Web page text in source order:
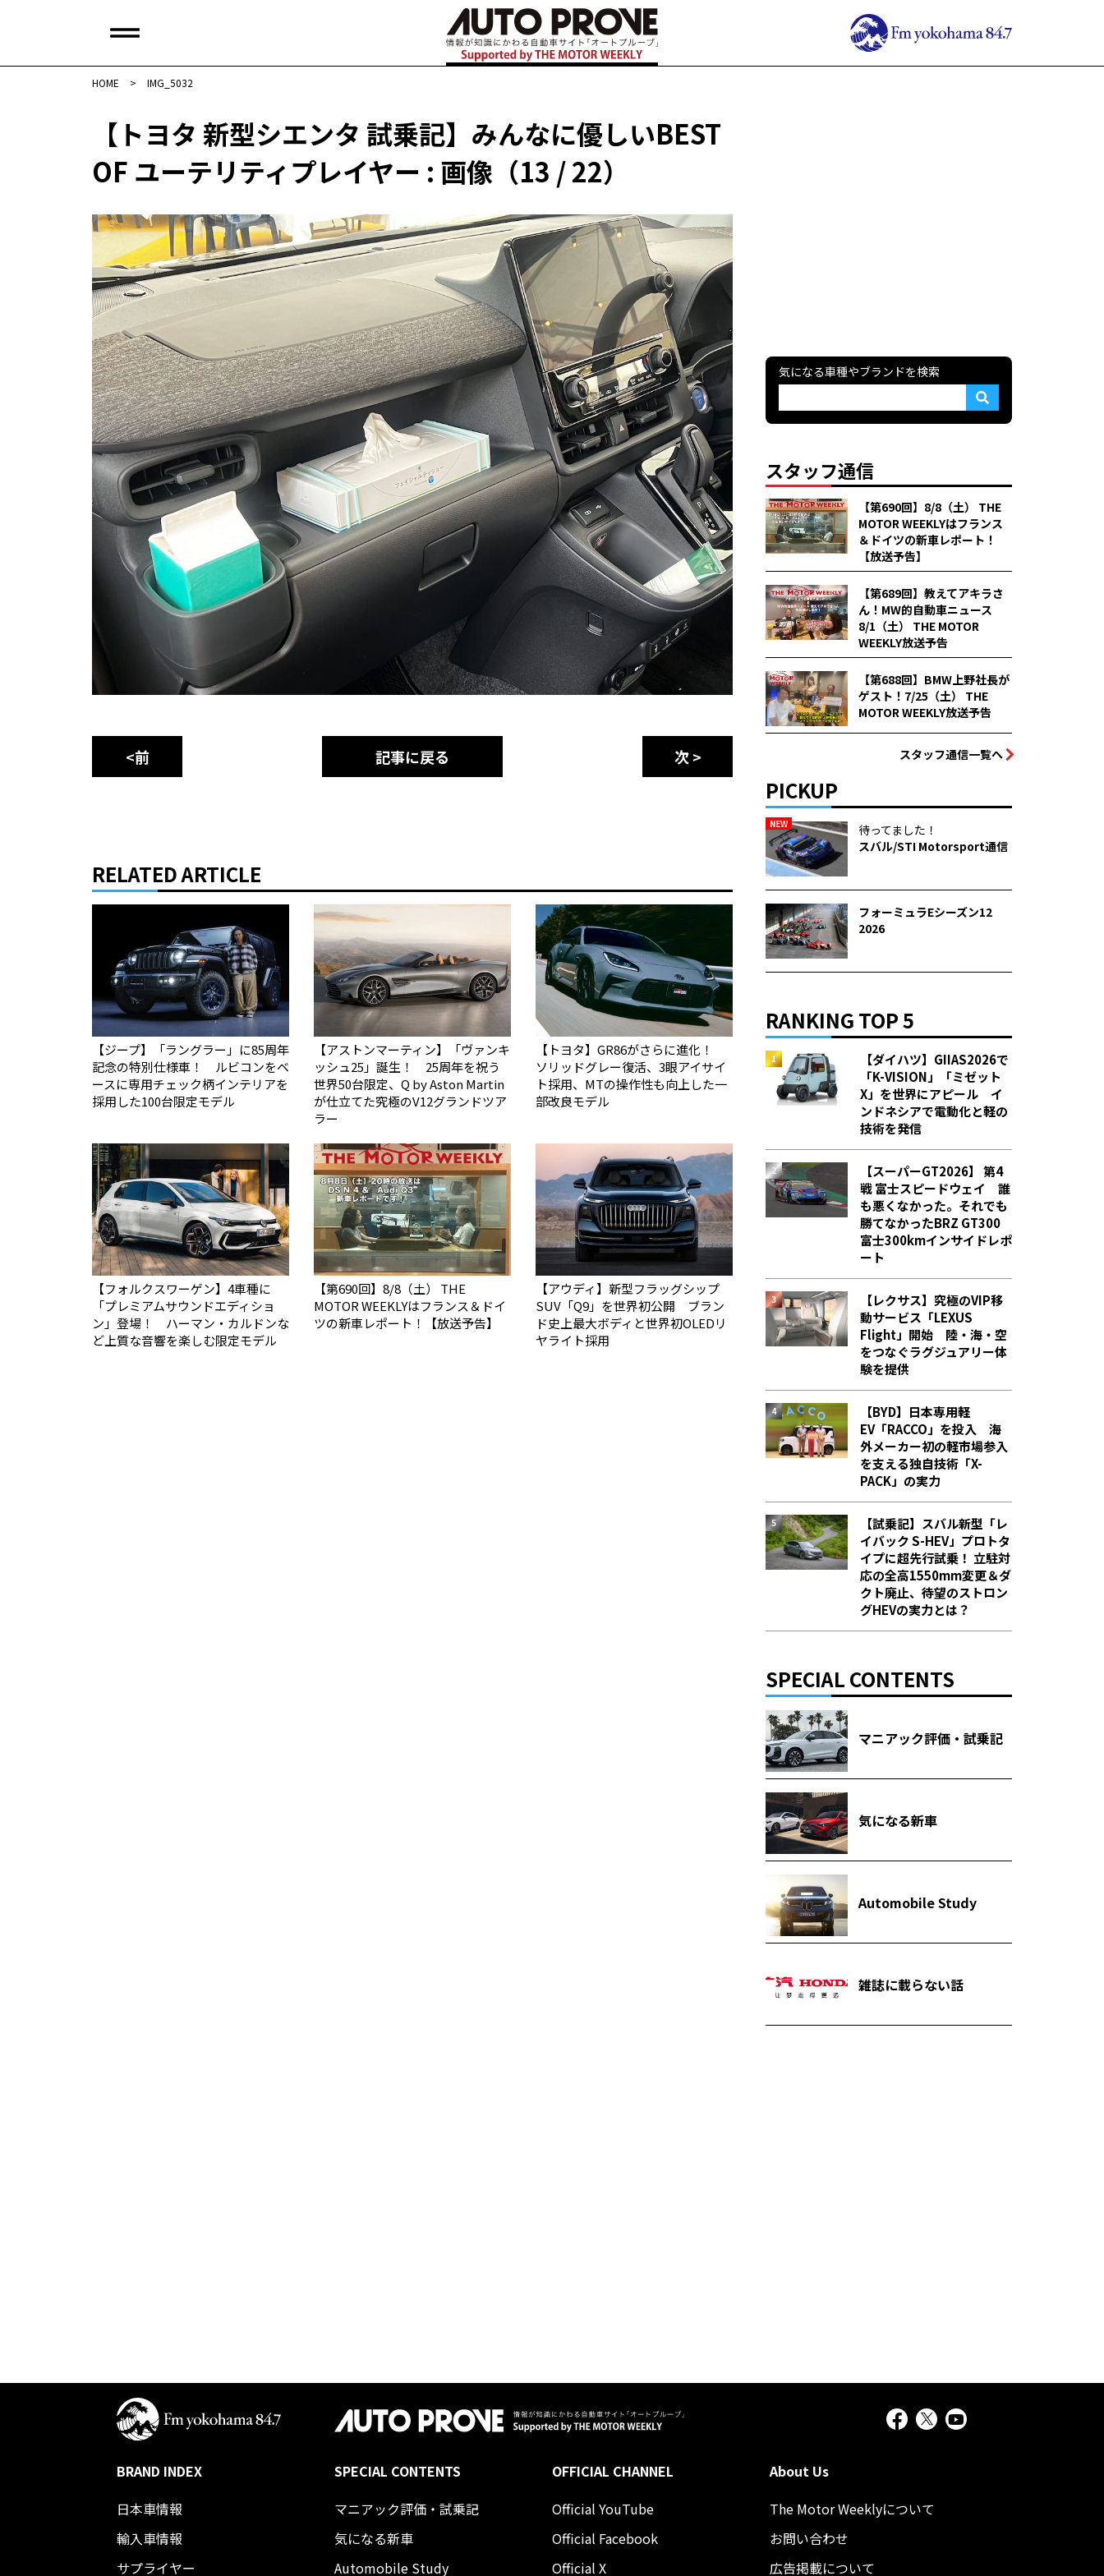
HOME > IMG_5032
【トヨタ 新型シエンタ 試乗記】みんなに優しいBEST
OF ユーテリティプレイヤー : 画像（13 / 22）
<前 記事に戻る 次 >
RELATED ARTICLE
【ジープ】「ラングラー」に85周年
記念の特別仕様車！ ルビコンをベ
ースに専用チェック柄インテリアを
採用した100台限定モデル
【アストンマーティン】「ヴァンキ
ッシュ25」誕生！ 25周年を祝う
世界50台限定、Q by Aston Martin
が仕立てた究極のV12グランドツア
ラー
【トヨタ】GR86がさらに進化！
ソリッドグレー復活、3眼アイサイ
ト採用、MTの操作性も向上した一
部改良モデル
【フォルクスワーゲン】4車種に
「プレミアムサウンドエディショ
ン」登場！ ハーマン・カルドンな
ど上質な音響を楽しむ限定モデル
【第690回】8/8（土） THE
MOTOR WEEKLYはフランス＆ドイ
ツの新車レポート！【放送予告】
【アウディ】新型フラッグシップ
SUV「Q9」を世界初公開 ブラン
ド史上最大ボディと世界初OLEDリ
ヤライト採用
気になる車種やブランドを検索
スタッフ通信
【第690回】8/8（土） THE
MOTOR WEEKLYはフランス
＆ドイツの新車レポート！
【放送予告】
【第689回】教えてアキラさ
ん！MW的自動車ニュース
8/1（土） THE MOTOR
WEEKLY放送予告
【第688回】BMW上野社長が
ゲスト！7/25（土） THE
MOTOR WEEKLY放送予告
スタッフ通信一覧へ
PICKUP
NEW
待ってました！
スバル/STI Motorsport通信
フォーミュラEシーズン12
2026
RANKING TOP 5
【ダイハツ】GIIAS2026で
「K-VISION」「ミゼット
X」を世界にアピール イ
ンドネシアで電動化と軽の
技術を発信
【スーパーGT2026】 第4
戦 富士スピードウェイ 誰
も悪くなかった。それでも
勝てなかった――BRZ GT300
富士300kmインサイドレポ
ート
【レクサス】究極のVIP移
動サービス「LEXUS
Flight」開始 陸・海・空
をつなぐラグジュアリー体
験を提供
【BYD】日本専用軽
EV「RACCO」を投入 海
外メーカー初の軽市場参入
を支える独自技術「X-
PACK」の実力
【試乗記】スバル新型「レ
イバック S-HEV」プロトタ
イプに超先行試乗！ 立駐対
応の全高1550mm変更＆ダ
クト廃止、待望のストロン
グHEVの実力とは？
SPECIAL CONTENTS
マニアック評価・試乗記
気になる新車
Automobile Study
雑誌に載らない話
BRAND INDEX
日本車情報​
輸入車情報
サプライヤー
SPECIAL CONTENTS
マニアック評価・試乗記
気になる新車
Automobile Study
OFFICIAL CHANNEL
Official YouTube
Official Facebook
Official X
About Us
The Motor Weeklyについて
お問い合わせ
広告掲載について